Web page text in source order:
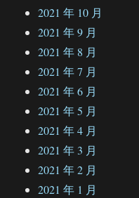
2021 年 10 月
2021 年 9 月
2021 年 8 月
2021 年 7 月
2021 年 6 月
2021 年 5 月
2021 年 4 月
2021 年 3 月
2021 年 2 月
2021 年 1 月